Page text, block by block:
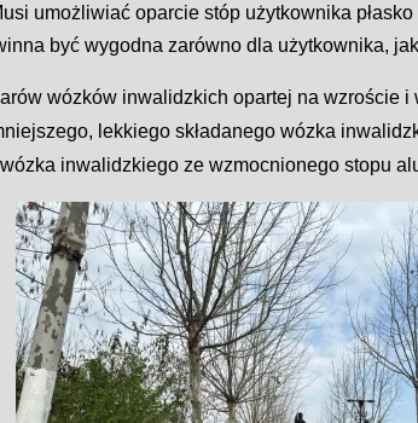
umożliwiać oparcie stóp użytkownika
być wygodna zarówno dla użytkownika,
wózków inwalidzkich opartej na wzroście
lekkiego składanego wózka
inwalidzkiego ze wzmocnionego stopu